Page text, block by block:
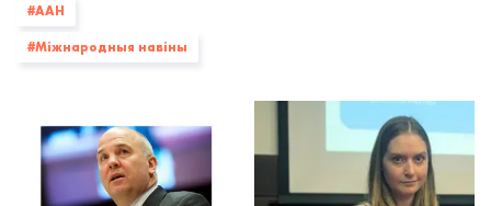
#ААН
#Міжнародныя навіны